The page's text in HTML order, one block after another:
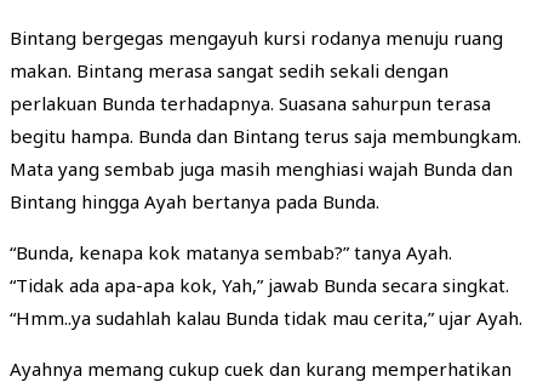
Bintang bergegas mengayuh kursi rodanya menuju ruang
makan. Bintang merasa sangat sedih sekali dengan
perlakuan Bunda terhadapnya. Suasana sahurpun terasa
begitu hampa. Bunda dan Bintang terus saja membungkam.
Mata yang sembab juga masih menghiasi wajah Bunda dan
Bintang hingga Ayah bertanya pada Bunda.
“Bunda, kenapa kok matanya sembab?” tanya Ayah.
“Tidak ada apa-apa kok, Yah,” jawab Bunda secara singkat.
“Hmm..ya sudahlah kalau Bunda tidak mau cerita,” ujar Ayah.
Ayahnya memang cukup cuek dan kurang memperhatikan